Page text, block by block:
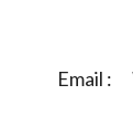
Email :